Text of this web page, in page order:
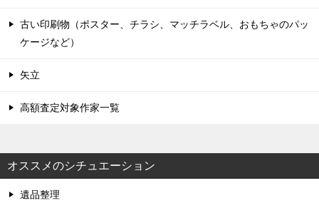
古い印刷物（ポスター、チラシ、マッチラベル、おもちゃのパッ
ケージなど）
矢立
高額査定対象作家一覧
オススメのシチュエーション
遺品整理